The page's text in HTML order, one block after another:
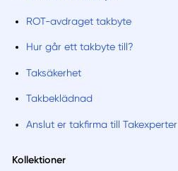
ROT-avdraget takbyte
Hur går ett takbyte till?
Taksäkerhet
Takbeklädnad
Anslut er takfirma till Takexperter
Kollektioner